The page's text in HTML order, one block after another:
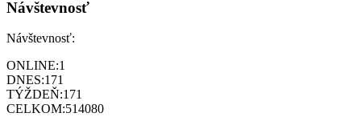
Návštevnosť
Návštevnosť:
ONLINE:1
DNES:171
TÝŽDEŇ:171
CELKOM:514080